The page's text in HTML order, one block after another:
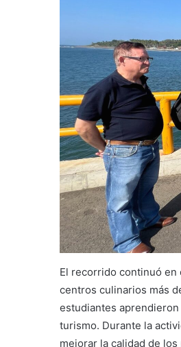
El recorrido continuó en
centros culinarios más
estudiantes
turismo. Durante la
mejorar la calidad de